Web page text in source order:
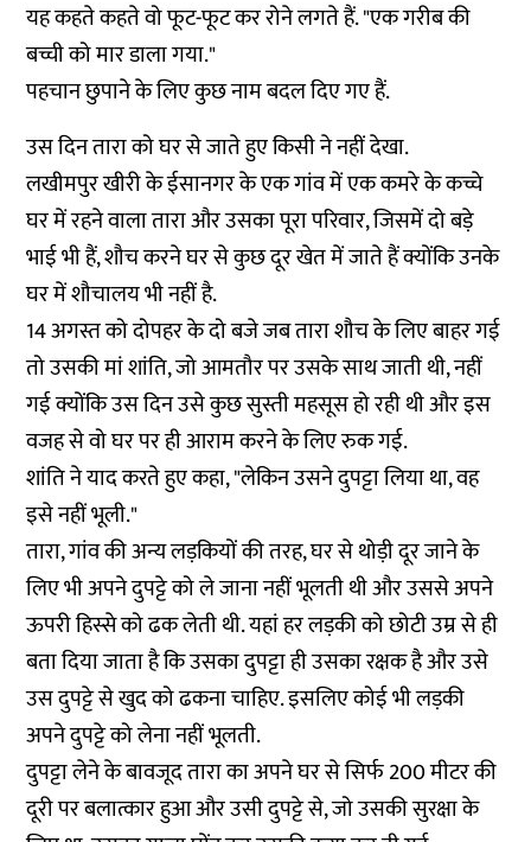
यह कहते कहते वो फूट-फूट कर रोने लगते हैं. "एक गरीब की
बच्ची को मार डाला गया."
पहचान छुपाने के लिए कुछ नाम बदल दिए गए हैं.
उस दिन तारा को घर से जाते हुए किसी ने नहीं देखा.
लखीमपुर खीरी के ईसानगर के एक गांव में एक कमरे के कच्चे
घर में रहने वाला तारा और उसका पूरा परिवार, जिसमें दो बड़े
भाई भी हैं, शौच करने घर से कुछ दूर खेत में जाते हैं क्योंकि उनके
घर में शौचालय भी नहीं है.
14 अगस्त को दोपहर के दो बजे जब तारा शौच के लिए बाहर गई
तो उसकी मां शांति, जो आमतौर पर उसके साथ जाती थी, नहीं
गई क्योंकि उस दिन उसे कुछ सुस्ती महसूस हो रही थी और इस
वजह से वो घर पर ही आराम करने के लिए रुक गई.
शांति ने याद करते हुए कहा, "लेकिन उसने दुपट्टा लिया था, वह
इसे नहीं भूली."
तारा, गांव की अन्य लड़कियों की तरह, घर से थोड़ी दूर जाने के
लिए भी अपने दुपट्टे को ले जाना नहीं भूलती थी और उससे अपने
ऊपरी हिस्से को ढक लेती थी. यहां हर लड़की को छोटी उम्र से ही
बता दिया जाता है कि उसका दुपट्टा ही उसका रक्षक है और उसे
उस दुपट्टे से खुद को ढकना चाहिए. इसलिए कोई भी लड़की
अपने दुपट्टे को लेना नहीं भूलती.
दुपट्टा लेने के बावजूद तारा का अपने घर से सिर्फ 200 मीटर की
दूरी पर बलात्कार हुआ और उसी दुपट्टे से, जो उसकी सुरक्षा के